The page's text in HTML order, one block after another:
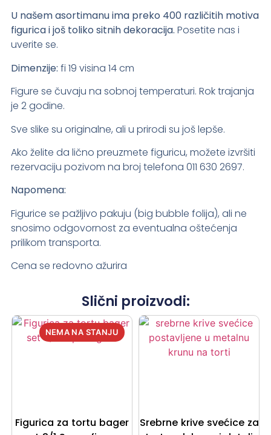
U našem asortimanu ima preko 400 različitih motiva
figurica i još toliko sitnih dekoracija. Posetite nas i
uverite se.
Dimenzije: fi 19 visina 14 cm
Figure se čuvaju na sobnoj temperaturi. Rok trajanja
je 2 godine.
Sve slike su originalne, ali u prirodi su još lepše.
Ako želite da lično preuzmete figuricu, možete izvršiti
rezervaciju pozivom na broj telefona 011 630 2697.
Napomena:
Figurice se pažljivo pakuju (big bubble folija), ali ne
snosimo odgovornost za eventualna oštećenja
prilikom transporta.
Cena se redovno ažurira
Slični proizvodi:
Figurica za tortu bager
Srebrne krive svećice za